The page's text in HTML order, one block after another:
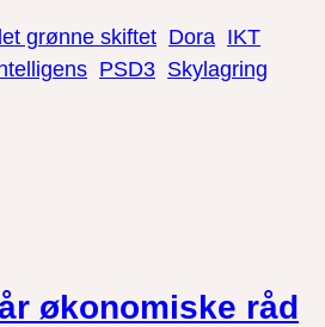
grønne skiftet Dora IKT
PSD3 Skylagring
økonomiske råd